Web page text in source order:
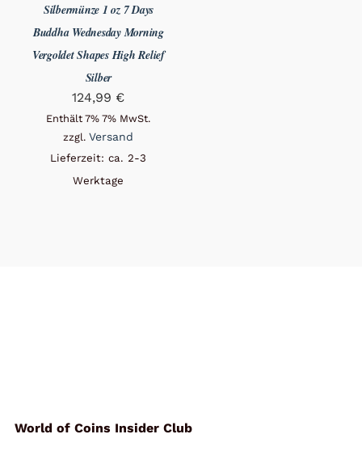
Silbermünze 1 oz 7 Days
Buddha Wednesday Morning
Vergoldet Shapes High Relief
Silber
124,99 €
Enthält 7% 7% MwSt.
zzgl.Versand
Lieferzeit: ca. 2-3
Werktage
World of Coins Insider Club